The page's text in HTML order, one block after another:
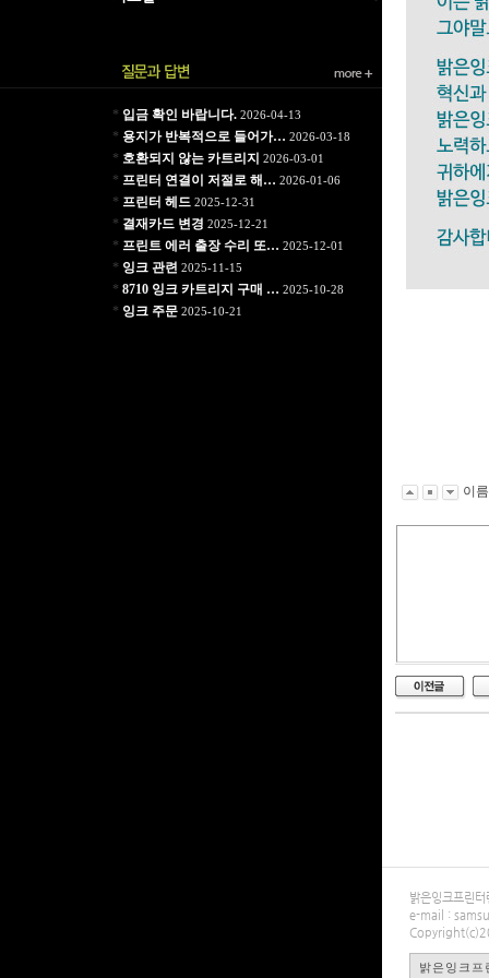
* 입금 확인 바랍니다.2026-04-13
* 용지가 반복적으로 들어가… 2026-03-18
* 호환되지 않는 카트리지 2026-03-01
* 프린터 연결이 저절로 해… 2026-01-06
* 프린터 헤드 2025-12-31
* 결재카드 변경 2025-12-21
* 프린트 에러 출장 수리 또… 2025-12-01
* 잉크 관련 2025-11-15
* 8710 잉크 카트리지 구매 … 2025-10-28
* 잉크 주문2025-10-21
이
밝은잉크프
e-mail :
밝은잉크프